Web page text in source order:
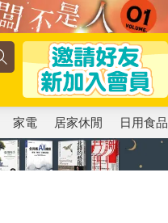
家電 居家休閒 日用食品